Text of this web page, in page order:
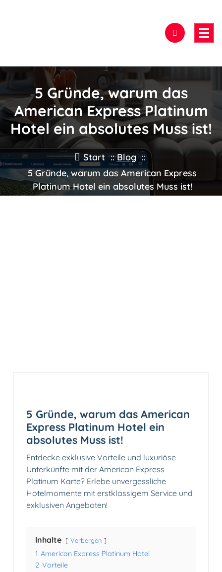
5 Gründe, warum das
American Express Platinum
Hotel ein absolutes Muss ist!
Start ::Blog::
5 Gründe, warum das American Express
Platinum Hotel ein absolutes Muss ist!
5 Gründe, warum das American
Express Platinum Hotel ein
absolutes Muss ist!
Entdecke exklusive Vorteile und luxuriöse
Unterkünfte mit der American Express
Platinum Karte? Erlebe unvergessliche
Hotelmomente mit erstklassigem Service und
exklusiven Angeboten!
Inhalte Verbergen
1 American Express Platinum Hotel
2 Vorteile